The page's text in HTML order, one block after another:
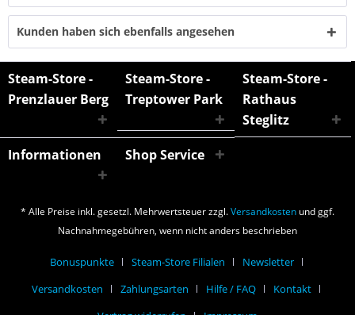
Kunden haben sich ebenfalls angesehen
Steam-Store -
Prenzlauer Berg
Steam-Store -
Treptower Park
Steam-Store -
Rathaus
Steglitz
Informationen
Shop Service
* Alle Preise inkl. gesetzl. Mehrwertsteuer zzgl.Versandkosten und ggf.
Nachnahmegebühren, wenn nicht anders beschrieben
Bonuspunkte Steam-Store Filialen
Newsletter
Versandkosten
Zahlungsarten Hilfe / FAQ
Kontakt